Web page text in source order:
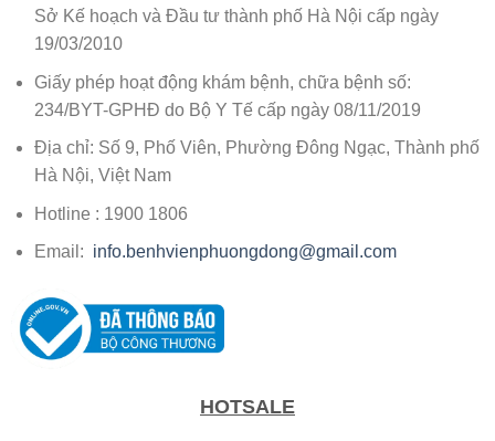
Sở Kế hoạch và Đầu tư thành phố Hà Nội cấp ngày
19/03/2010
Giấy phép hoạt động khám bệnh, chữa bệnh số:
234/BYT-GPHĐ do Bộ Y Tế cấp ngày 08/11/2019
Địa chỉ: Số 9, Phố Viên, Phường Đông Ngạc, Thành phố
Hà Nội, Việt Nam
Hotline : 1900 1806
Email: info.benhvienphuongdong@gmail.com
HOTSALE